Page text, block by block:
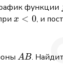
функции
x
x < 0, и
AB
AB.